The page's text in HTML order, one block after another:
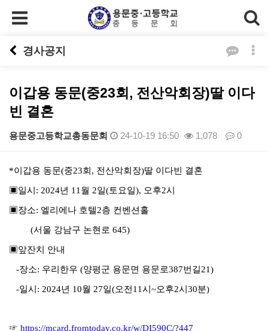
경사공지
이갑용 동문(중23회, 전산악회장)딸 이다
빈 결혼
용문중고등학교총동문회 24-10-19 16:50 1,078 0
본문
*이갑용 동문(중23회 , 전산악회장)딸 이다빈 결혼
▣일시 : 2024년 11 월 2일(토요일), 오후2시
▣장소: 엘리에나 호텔2층 컨벤션홀
(서울 강남구 논현로 645)
▣앞잔치 안내
-장소: 우리한우 (양평군 용문면 용문로387번길21)
-일시 : 2024년 10월 27일(오전 11시 ~오후2시 30분)
☞ https://mcard.fromtoday.co.kr/w/DI590C/?447